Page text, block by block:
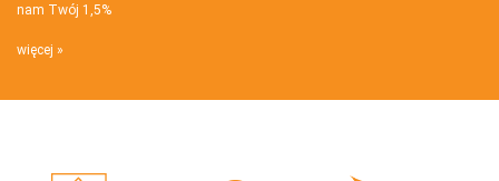
nam Twój 1,5%
więcej